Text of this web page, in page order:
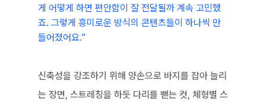
게 어떻게 하면 편안함이 잘 전달될까 계속 고민했
죠. 그렇게 흥미로운 방식의 콘텐츠들이 하나씩 만
들어졌어요.”
신축성을 강조하기 위해 양손으로 바지를 잡아 늘리
는 장면, 스트레칭을 하듯 다리를 뻗는 컷, 체형별 스